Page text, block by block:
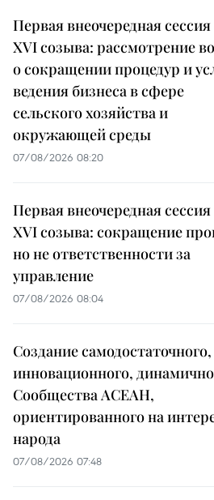
Первая внеочередная
XVI созыва: рассмотрение
о сокращении процедур и
ведения бизнеса в сфере
сельского хозяйства и
окружающей среды
07/08/2026 08:20
Первая внеочередная
XVI созыва: сокращение
но не ответственности за
управление
07/08/2026 08:04
Создание самодостаточного,
инновационного,
Сообщества АСЕАН,
ориентированного на
народа
07/08/2026 07:48